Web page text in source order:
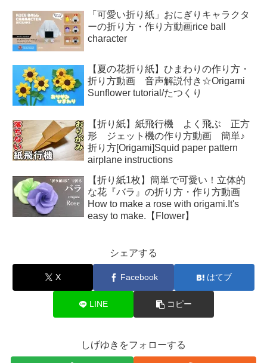
「可愛い折り紙」おにぎりキャラクタ
ーの折り方・作り方動画rice ball
character
【夏の花折り紙】ひまわりの作り方・
折り方動画 音声解説付き☆Origami
Sunflower tutorial/たつくり
【折り紙】紙飛行機 よく飛ぶ 正方
形 ジェット機の作り方動画 簡単♪
折り方[Origami]Squid paper pattern
airplane instructions
【折り紙1枚】簡単で可愛い！立体的
な花『バラ』の折り方・作り方動画
How to make a rose with origami.It's
easy to make.【Flower】
シェアする
X Facebook はてブ
LINE コピー
しげゆきをフォローする